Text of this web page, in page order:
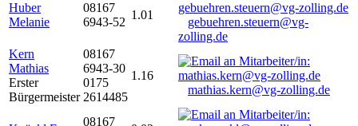
Huber
Melanie
08167
6943-52
1.01
gebuehren.steuern@vg-
zolling.de
Kern
Mathias
Erster
Bürgermeister
08167
6943-30
0175
2614485
1.16
mathias.kern@vg-zolling.de
08167